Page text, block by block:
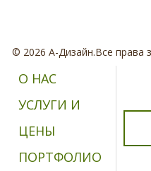
© 2026 А-Дизайн.Все права
О НАС
УСЛУГИ И
ЦЕНЫ
ПОРТФОЛИО